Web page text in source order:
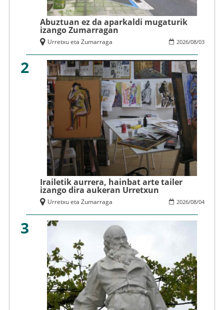
Abuztuan ez da aparkaldi mugaturik
izango Zumarragan
2026/08/03
Urretxu eta Zumarraga
2
Irailetik aurrera, hainbat arte tailer
izango dira aukeran Urretxun
2026/08/04
Urretxu eta Zumarraga
3